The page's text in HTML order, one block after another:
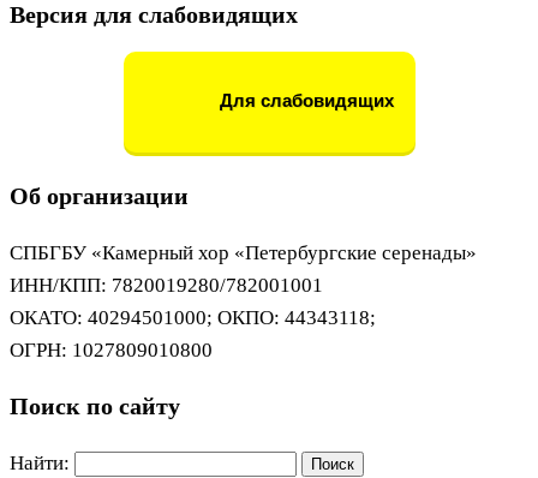
Версия для слабовидящих
Для слабовидящих
Об организации
СПБГБУ «Камерный хор «Петербургские серенады»
ИНН/КПП: 7820019280/782001001
ОКАТО: 40294501000; ОКПО: 44343118;
ОГРН: 1027809010800
Поиск по сайту
Найти: